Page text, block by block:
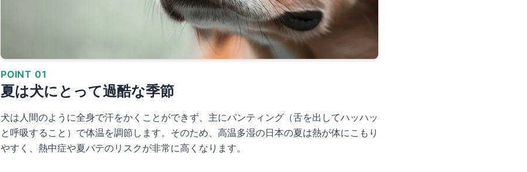
POINT 01
夏は犬にとって過酷な季節
犬は人間のように全身で汗をかくことができず、主にパンティング（舌を出してハッハッ
と呼吸すること）で体温を調節します。そのため、高温多湿の日本の夏は熱が体にこもり
やすく、熱中症や夏バテのリスクが非常に高くなります。